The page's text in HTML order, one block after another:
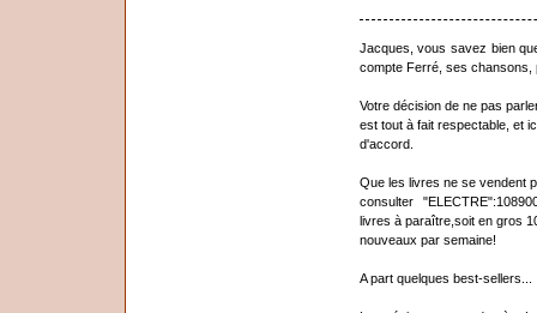
Jacques, vous savez bien
compte Ferré, ses chansons,
Votre décision de ne pas
est tout à fait respectable, et
d'accord.
Que les livres ne se vendent
consulter
livres à paraître,soit en gros
nouveaux par semaine!
A part quelques best-sellers...